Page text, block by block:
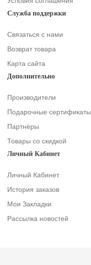
Служба поддержки
Связаться с нами
Возврат товара
Карта сайта
Дополнительно
Производители
Подарочные сертификаты
Партнёры
Товары со скидкой
Личный Кабинет
Личный Кабинет
История заказов
Мои Закладки
Рассылка новостей